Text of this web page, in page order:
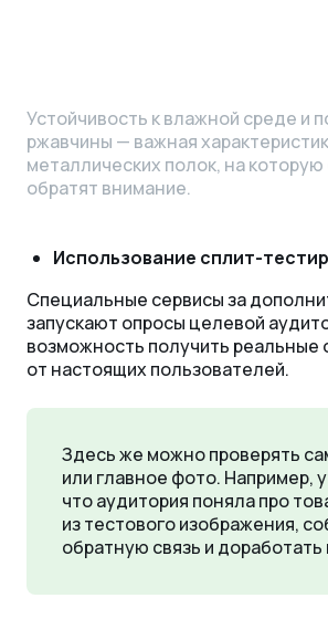
Устойчивость к влажной среде и
ржавчины — важная
металлических полок, на
обратят внимание.
Использование сплит-
Специальные сервисы за
запускают опросы целевой
возможность получить реальные
от настоящих пользователей.
Здесь же можно проверять
или главное фото. Например,
что аудитория поняла про
из тестового изображения,
обратную связь и доработать